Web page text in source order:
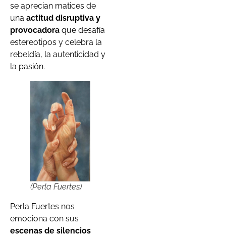
se aprecian matices de
una actitud disruptiva y
provocadora que desafía
estereotipos y celebra la
rebeldía, la autenticidad y
la pasión.
(Perla Fuertes)
Perla Fuertes nos
emociona con sus
escenas de silencios